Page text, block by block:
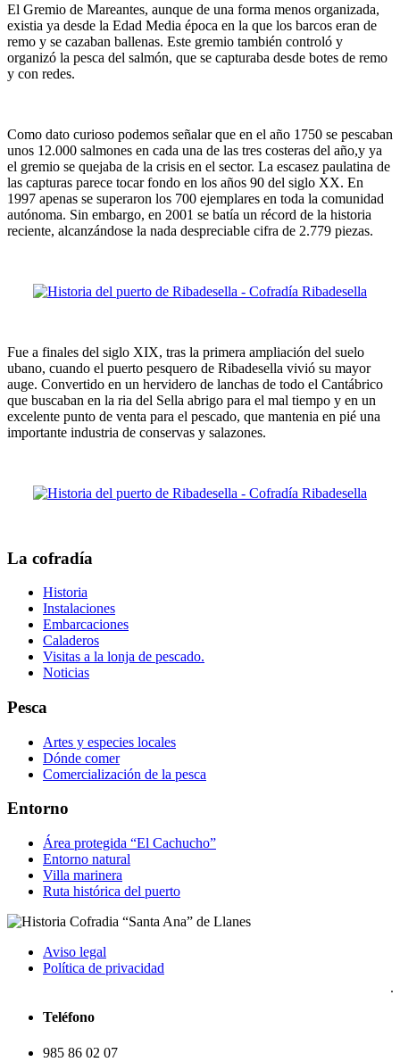
El Gremio de Mareantes, aunque de una forma menos organizada,
existia ya desde la Edad Media época en la que los barcos eran de
remo y se cazaban ballenas. Este gremio también controló y
organizó la pesca del salmón, que se capturaba desde botes de remo
y con redes.
Como dato curioso podemos señalar que en el año 1750 se pescaban
unos 12.000 salmones en cada una de las tres costeras del año,y ya
el gremio se quejaba de la crisis en el sector. La escasez paulatina de
las capturas parece tocar fondo en los años 90 del siglo XX. En
1997 apenas se superaron los 700 ejemplares en toda la comunidad
autónoma. Sin embargo, en 2001 se batía un récord de la historia
reciente, alcanzándose la nada despreciable cifra de 2.779 piezas.
Fue a finales del siglo XIX, tras la primera ampliación del suelo
ubano, cuando el puerto pesquero de Ribadesella vivió su mayor
auge. Convertido en un hervidero de lanchas de todo el Cantábrico
que buscaban en la ria del Sella abrigo para el mal tiempo y en un
excelente punto de venta para el pescado, que mantenia en pié una
importante industria de conservas y salazones.
La cofradía
Historia
Instalaciones
Embarcaciones
Caladeros
Visitas a la lonja de pescado.
Noticias
Pesca
Artes y especies locales
Dónde comer
Comercialización de la pesca
Entorno
Área protegida “El Cachucho”
Entorno natural
Villa marinera
Ruta histórica del puerto
Aviso legal
Política de privacidad
Teléfono
985 86 02 07